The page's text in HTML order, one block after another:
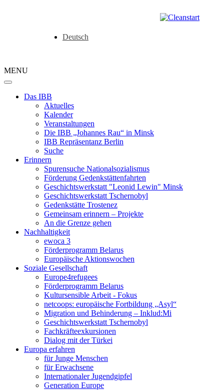
Deutsch
MENU
Das IBB
Aktuelles
Kalender
Veranstaltungen
Die IBB „Johannes Rau“ in Minsk
IBB Repräsentanz Berlin
Suche
Erinnern
Spurensuche Nationalsozialismus
Förderung Gedenkstättenfahrten
Geschichtswerkstatt "Leonid Lewin" Minsk
Geschichtswerkstatt Tschernobyl
Gedenkstätte Trostenez
Gemeinsam erinnern – Projekte
An die Grenze gehen
Nachhaltigkeit
ewoca 3
Förderprogramm Belarus
Europäische Aktionswochen
Soziale Gesellschaft
Europe4refugees
Förderprogramm Belarus
Kultursensible Arbeit - Fokus
netcoops: europäische Fortbildung „Asyl“
Migration und Behinderung – Inklud:Mi
Geschichtswerkstatt Tschernobyl
Fachkräfteexkursionen
Dialog mit der Türkei
Europa erfahren
für Junge Menschen
für Erwachsene
Internationaler Jugendgipfel
Generation Europe